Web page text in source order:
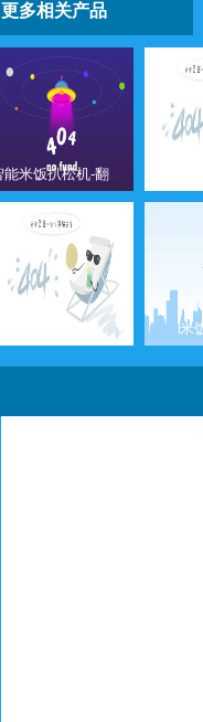
更多相关产品
智能米饭扒松机-翻转扒松机
米